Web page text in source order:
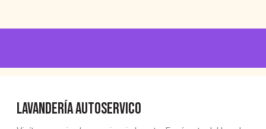
LAVANDERÍA AUTOSERVICO